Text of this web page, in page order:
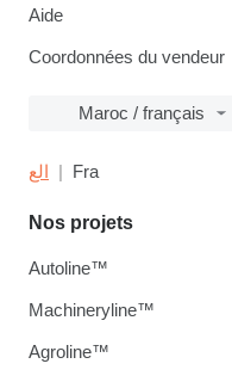
Aide
Coordonnées du vendeur
Maroc / français
الع Fra
Nos projets
Autoline™
Machineryline™
Agroline™